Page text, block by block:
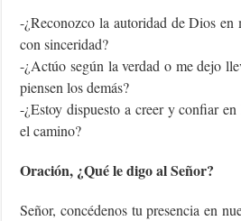
-¿Reconozco la autoridad de Dios
con sinceridad?
-¿Actúo según la verdad o me dejo
piensen los demás?
-¿Estoy dispuesto a creer y confiar
el camino?
Oración, ¿Qué le digo al Señor?
Señor, concédenos tu presencia en